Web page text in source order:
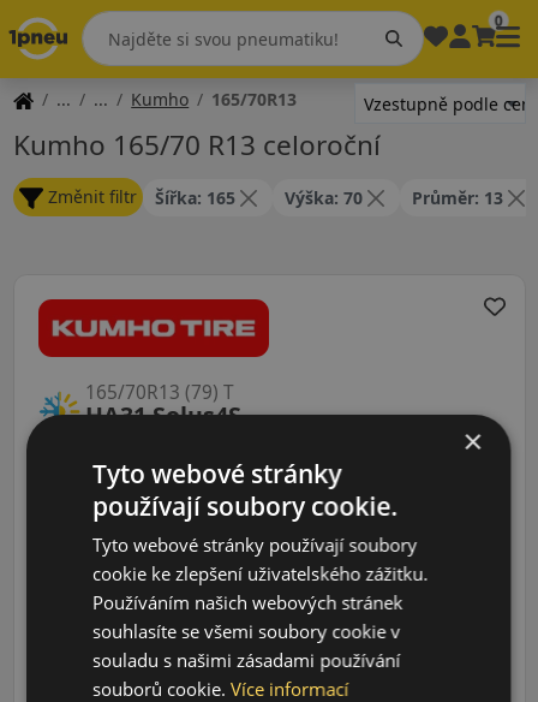
0
Kumho 165/70R13
Kumho 165/70 R13 celoroční
Změnit filtr Šířka: 165 Výška: 70 Průměr: 13
HA31 Solus4S
165/70R13 (79) T
×
Tyto webové stránky
používají soubory cookie.
Tyto webové stránky používají soubory
cookie ke zlepšení uživatelského zážitku.
Používáním našich webových stránek
souhlasíte se všemi soubory cookie v
souladu s našimi zásadami používání
souborů cookie.Více informací